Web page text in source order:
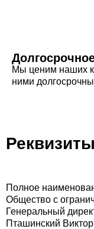
Мы ценим наших
ними
Реквизиты
Полное
Общество с
Генеральный
Пташинский